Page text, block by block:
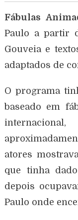
Fábulas
Paulo a partir
Gouveia e
adaptados de
O programa
baseado em
atores
que tinha
depois
Paulo onde